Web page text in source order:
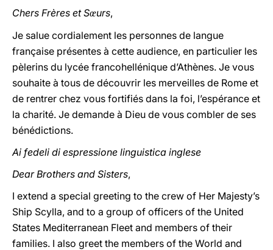
Chers Frères et Sœurs,
Je salue cordialement les personnes de langue
française présentes à cette audience, en particulier les
pèlerins du lycée francohellénique d’Athènes. Je vous
souhaite à tous de découvrir les merveilles de Rome et
de rentrer chez vous fortifiés dans la foi, l’espérance et
la charité. Je demande à Dieu de vous combler de ses
bénédictions.
Ai fedeli di espressione linguistica inglese
Dear Brothers and Sisters,
I extend a special greeting to the crew of Her Majesty’s
Ship Scylla, and to a group of officers of the United
States Mediterranean Fleet and members of their
families. I also greet the members of the World and